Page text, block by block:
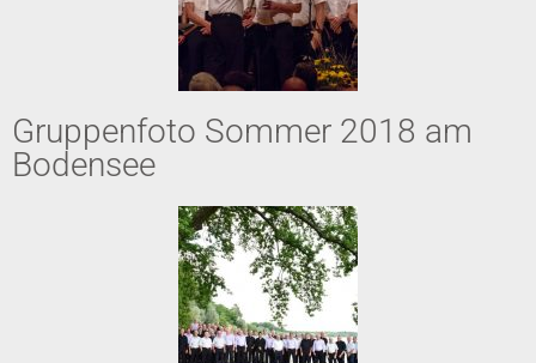
Gruppenfoto Sommer 2018 am
Bodensee